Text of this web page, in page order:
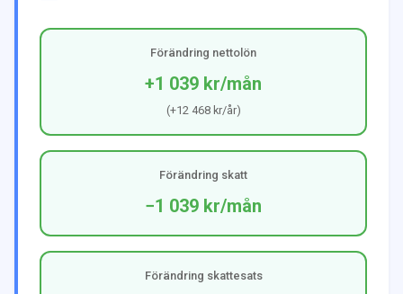
Förändring nettolön
+1 039 kr/mån
(+12 468 kr/år)
Förändring skatt
−1 039 kr/mån
Förändring skattesats